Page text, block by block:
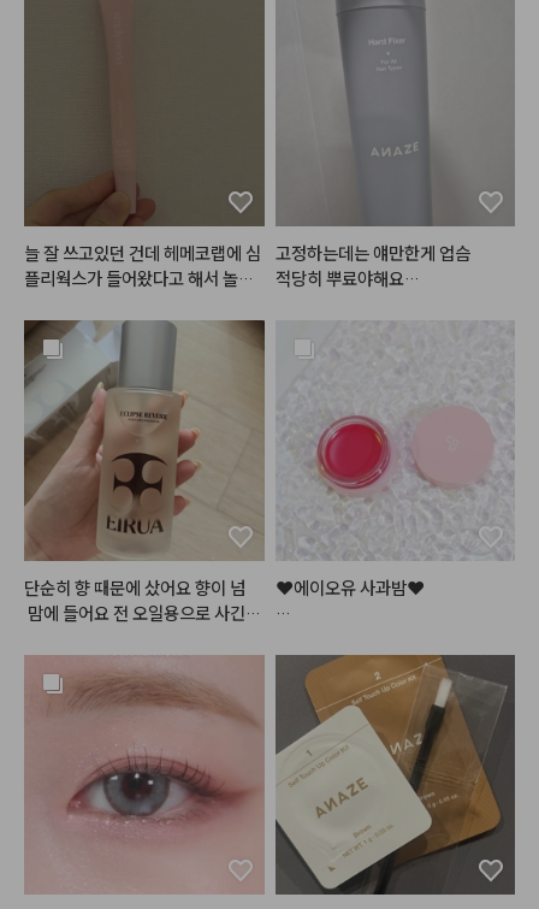
#미니샤벳
에디션으로 올 여름 파
우치도 가볍게,
#쿨톤키트#미니키트
#워터틴트
#시원한밝은핑크
01 베리 앤 크림 ]
볼 중앙을 위주로 퍼뜨려준다
글라세 틴트 [ 06 모브 모
전체적으로 한번 발라주고 안쪽을
키스유어아이즈글
리터 섀도우 [ 04 jazz ]
눈밑 애교살 중앙부터 외곽으로 퍼
뜨려 준다
#데일리메이크업
#메이크업튜토
#makeuptutorial
늘 잘 쓰고있던 건데 헤메코랩에 심
플리웍스가 들어왔다고 해서 놀랐
는 3번이 가장 잘 쓰일 것 같아서 하
나 더 구매했습니다. 포인트도 쓸겸
해서요ㅎㅎ 쉽게 설명하면 1번은 각
질을 없애주고 2번은 수분을 채워
주고 3번은 영양을 넣어줘요. 3번
은 밤에 바르면 아침까지도 쫀득하
게 입술에 남아있고 각질도 적당히
잘 불려주는 편입니다. 아침에 바
르면 그 어떤 글로우립보다 반짝거
리기는 하지만.. 좀만 많이 발랐다
싶으면 흘러내리고.. 제형이 안 맞
으면 아래 발라둔 립베이스부터 립
ㅋㅋ.. 게다가 심플리웍스가 늘 아
쉬운 점은 가격이.. ㅎㅎㅜㅜ 가격
이 비싸요.. 할인 좀 팍팍 부탁드릴
고정하는데는 얘만한게 업슴
적당히 뿌료야해요
단순히 향 때문에 샀어요 향이 넘
맘에 들어요 전 오일용으로 사긴했
길.. 생각보다 커서 좋아요 삼만원
대는 솔직히 넘 비싸고 이마넌정도
가 적당..
❤️에이오유 사과밤❤️
품절사태가 일어났던
바로 그 틴티드 립밤!
건조한 입술을 맑은 사과빛으로
물들여주어
입술에 과즙+청순미 가득..!
✨반짝반짝✨ 탱글거리는 입술로
만들어주는 틴티드 립밤이에요!
요즘 제 파우치템임..!